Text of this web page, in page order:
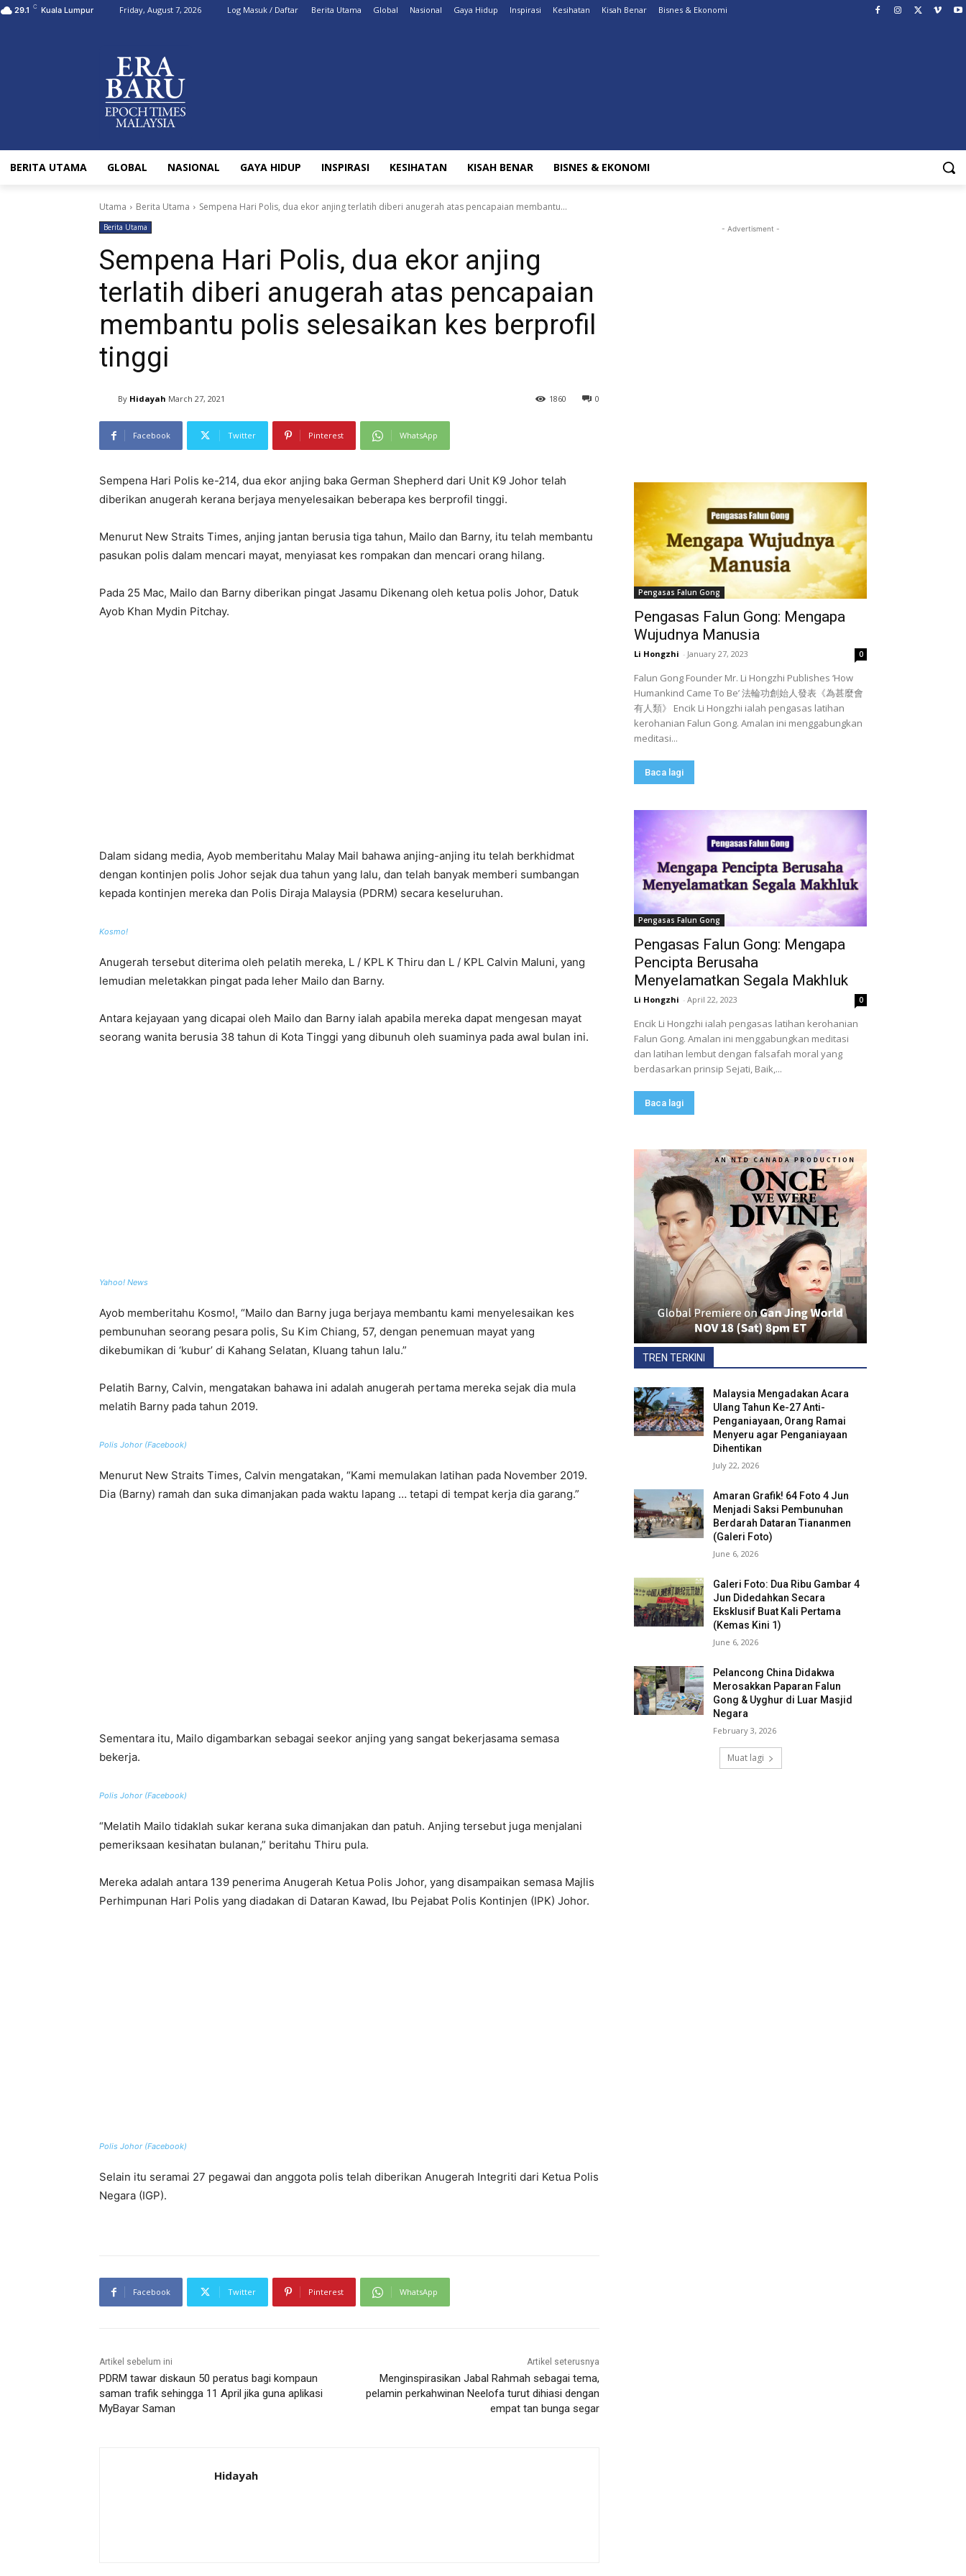
29.1 C Kuala Lumpur Friday, August 7, 2026 Log Masuk / Daftar Berita Utama Global Nasional Gaya Hidup Inspirasi Kesihatan Kisah Benar Bisnes & Ekonomi
BERITA UTAMA GLOBAL NASIONAL GAYA HIDUP INSPIRASI KESIHATAN KISAH BENAR BISNES & EKONOMI
Utama Berita Utama Sempena Hari Polis, dua ekor anjing terlatih diberi anugerah atas pencapaian membantu...
Berita Utama
Sempena Hari Polis, dua ekor anjing
terlatih diberi anugerah atas pencapaian
membantu polis selesaikan kes berprofil
tinggi
By Hidayah March 27, 2021 0
1860
Facebook Twitter Pinterest WhatsApp
Sempena Hari Polis ke-214, dua ekor anjing baka German Shepherd dari Unit K9 Johor telah
diberikan anugerah kerana berjaya menyelesaikan beberapa kes berprofil tinggi.
Menurut New Straits Times, anjing jantan berusia tiga tahun, Mailo dan Barny, itu telah membantu
pasukan polis dalam mencari mayat, menyiasat kes rompakan dan mencari orang hilang.
Pada 25 Mac, Mailo dan Barny diberikan pingat Jasamu Dikenang oleh ketua polis Johor, Datuk
Ayob Khan Mydin Pitchay.
Dalam sidang media, Ayob memberitahu Malay Mail bahawa anjing-anjing itu telah berkhidmat
dengan kontinjen polis Johor sejak dua tahun yang lalu, dan telah banyak memberi sumbangan
kepada kontinjen mereka dan Polis Diraja Malaysia (PDRM) secara keseluruhan.
Kosmo!
Anugerah tersebut diterima oleh pelatih mereka, L / KPL K Thiru dan L / KPL Calvin Maluni, yang
lemudian meletakkan pingat pada leher Mailo dan Barny.
Antara kejayaan yang dicapai oleh Mailo dan Barny ialah apabila mereka dapat mengesan mayat
seorang wanita berusia 38 tahun di Kota Tinggi yang dibunuh oleh suaminya pada awal bulan ini.
Yahoo! News
Ayob memberitahu Kosmo!, “Mailo dan Barny juga berjaya membantu kami menyelesaikan kes
pembunuhan seorang pesara polis, Su Kim Chiang, 57, dengan penemuan mayat yang
dikebumikan di ‘kubur’ di Kahang Selatan, Kluang tahun lalu.”
Pelatih Barny, Calvin, mengatakan bahawa ini adalah anugerah pertama mereka sejak dia mula
melatih Barny pada tahun 2019.
Polis Johor (Facebook)
Menurut New Straits Times, Calvin mengatakan, “Kami memulakan latihan pada November 2019.
Dia (Barny) ramah dan suka dimanjakan pada waktu lapang … tetapi di tempat kerja dia garang.”
Sementara itu, Mailo digambarkan sebagai seekor anjing yang sangat bekerjasama semasa
bekerja.
Polis Johor (Facebook)
“Melatih Mailo tidaklah sukar kerana suka dimanjakan dan patuh. Anjing tersebut juga menjalani
pemeriksaan kesihatan bulanan,” beritahu Thiru pula.
Mereka adalah antara 139 penerima Anugerah Ketua Polis Johor, yang disampaikan semasa Majlis
Perhimpunan Hari Polis yang diadakan di Dataran Kawad, Ibu Pejabat Polis Kontinjen (IPK) Johor.
Polis Johor (Facebook)
Selain itu seramai 27 pegawai dan anggota polis telah diberikan Anugerah Integriti dari Ketua Polis
Negara (IGP).
Facebook Twitter Pinterest WhatsApp
Artikel sebelum ini
PDRM tawar diskaun 50 peratus bagi kompaun
saman trafik sehingga 11 April jika guna aplikasi
MyBayar Saman
Artikel seterusnya
Menginspirasikan Jabal Rahmah sebagai tema,
pelamin perkahwinan Neelofa turut dihiasi dengan
empat tan bunga segar
Hidayah
- Advertisment -
Pengasas Falun Gong
Pengasas Falun Gong: Mengapa
Wujudnya Manusia
Li Hongzhi - January 27, 2023 0
Falun Gong Founder Mr. Li Hongzhi Publishes ‘How
Humankind Came To Be’ 法輪功創始人發表《為甚麼會
有人類》 Encik Li Hongzhi ialah pengasas latihan
kerohanian Falun Gong. Amalan ini menggabungkan
meditasi...
Baca lagi
Pengasas Falun Gong
Pengasas Falun Gong: Mengapa
Pencipta Berusaha
Menyelamatkan Segala Makhluk
Li Hongzhi - April 22, 2023 0
Encik Li Hongzhi ialah pengasas latihan kerohanian
Falun Gong. Amalan ini menggabungkan meditasi
dan latihan lembut dengan falsafah moral yang
berdasarkan prinsip Sejati, Baik,...
Baca lagi
TREN TERKINI
Malaysia Mengadakan Acara
Ulang Tahun Ke-27 Anti-
Penganiayaan, Orang Ramai
Menyeru agar Penganiayaan
Dihentikan
July 22, 2026
Amaran Grafik! 64 Foto 4 Jun
Menjadi Saksi Pembunuhan
Berdarah Dataran Tiananmen
(Galeri Foto)
June 6, 2026
Galeri Foto: Dua Ribu Gambar 4
Jun Didedahkan Secara
Eksklusif Buat Kali Pertama
(Kemas Kini 1)
June 6, 2026
Pelancong China Didakwa
Merosakkan Paparan Falun
Gong & Uyghur di Luar Masjid
Negara
February 3, 2026
Muat lagi